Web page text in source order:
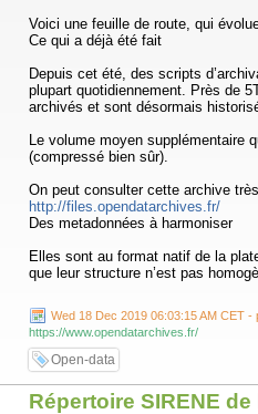
Voici une feuille de route, qui
Ce qui a déjà été fait
Depuis cet été, des scripts
plupart quotidiennement. Près de
archivés et sont désormais
Le volume moyen supplémentaire
(compressé bien sûr).
On peut consulter cette archive
http://files.opendatarchives.fr/
Des metadonnées à harmoniser
Elles sont au format natif de la
que leur structure n’est pas
C’est une harmonisation au format
la plus adaptée. C’est le prochain
Chercher un jeu de données
Une fois les metadonnées
base de données afin de
de données et ses différentes
Wed 18 Dec 2019 06:03:15 AM CET -
https://www.opendatarchives.fr/
Open-data
Répertoire SIRENE